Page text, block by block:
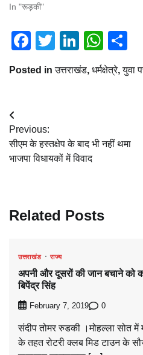
In "रूड़की"
Facebook
TwitterLinkedIn
Posted inउत्तराखंड, धर्मक्षेत्रे,युवा
Post
navigation
Previous:
सीएम के हस्तक्षेप के बाद भी नहीं थमा
भाजपा विधायकों में विवाद
Related Posts
उत्तराखंड राज्य
अपनी और दूसरों की जान बचाने को
बिपेंद्र सिंह
February 7, 2019 0
संदीप तोमर रुडकी ।मोहल्ला सोत में
के तहत रोटरी क्लब मिड टाउन के